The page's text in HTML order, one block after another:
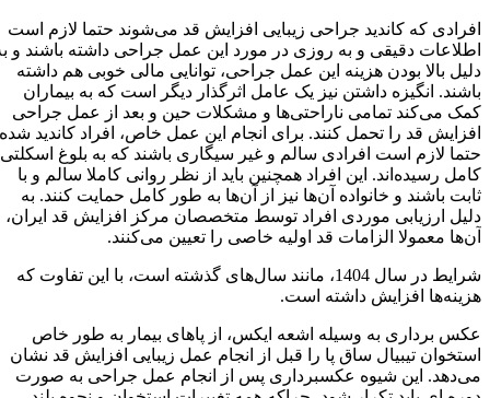
افرادی که کاندید جراحی زیبایی افزایش قد می‌شوند حتما لازم است
اطلاعات دقیقی و به روزی در مورد این عمل جراحی داشته باشند و به
دلیل بالا بودن هزینه این عمل جراحی، توانایی مالی خوبی هم داشته
باشند. انگیزه داشتن نیز یک عامل اثرگذار دیگر است که به بیماران
کمک می‌کند تمامی ناراحتی‌ها و مشکلات حین و بعد از عمل جراحی
افزایش قد را تحمل کنند. برای انجام این عمل خاص، افراد کاندید شده
حتما لازم است افرادی سالم و غیر سیگاری باشند که به بلوغ اسکلتی
کامل رسیده‌اند. این افراد همچنین باید از نظر روانی کاملا سالم و با
ثابت باشند و خانواده آن‌ها نیز از آن‌ها به طور کامل حمایت کنند. به
دلیل ارزیابی موردی افراد توسط متخصصان مرکز افزایش قد ایران،
آن‌ها معمولا الزامات قد اولیه خاصی را تعیین می‌کنند.
شرایط در سال 1404، مانند سال‌های گذشته است، با این تفاوت که
هزینه‌ها افزایش داشته است.
عکس برداری به وسیله اشعه ایکس، از پاهای بیمار به طور خاص
استخوان تیبیال ساق پا را قبل از انجام عمل زیبایی افزایش قد نشان
می‌دهد. این شیوه عکسبرداری پس از انجام عمل جراحی به صورت